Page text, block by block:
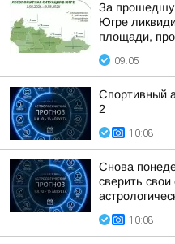
За
Югре
площади,
09:05
Спортивный
2
10:08
Снова
сверить
10:08